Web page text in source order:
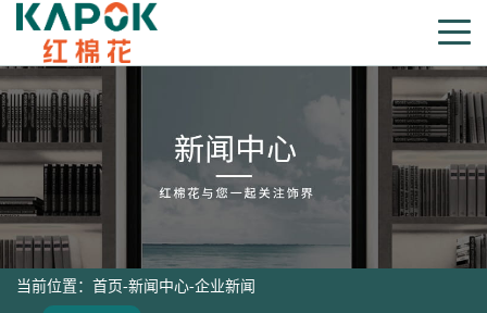
当前位置： 首页-新闻中心-企业新闻